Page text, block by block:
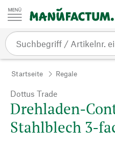
Zum Inhalt springen
Startseite Regale
Dottus Trade
Drehladen-
Stahlblech 3-